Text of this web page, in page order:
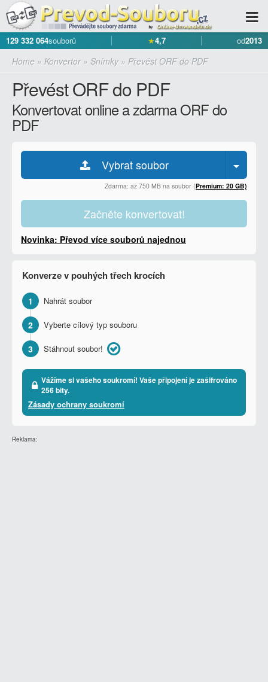
129 332 064souborů ★4,7 od2013
Home » Konvertor» Snímky» Převést ORF do PDF
Převést ORF do PDF
Konvertovat online a zdarma ORF do
PDF
Vybrat soubor
Zdarma: až 750 MB na soubor (Premium: 20 GB)
Začněte konvertovat!
Novinka: Převod více souborů najednou
Konverze v pouhých třech krocích
1 Nahrát soubor
2 Vyberte cílový typ souboru
3 Stáhnout soubor!
Vážíme si vašeho soukromí! Vaše připojení je zašifrováno
256 bity.
Zásady ochrany soukromí
Reklama: